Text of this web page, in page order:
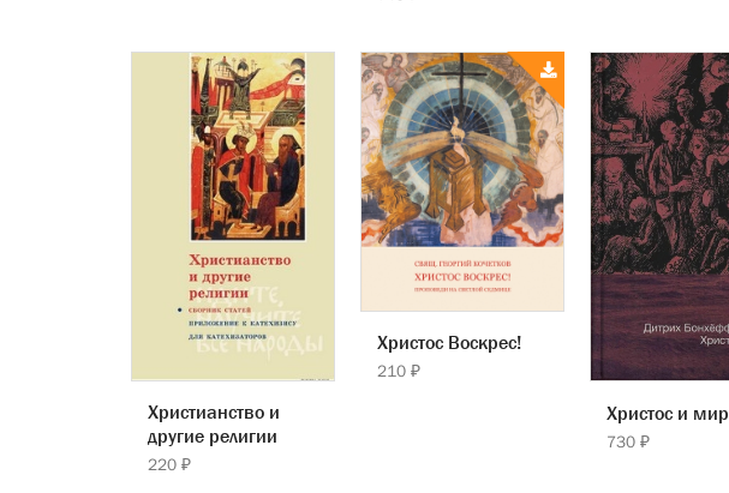
Христианство и
другие религии
220 ₽
Христос Воскрес!
210 ₽
Христос и мир
730 ₽